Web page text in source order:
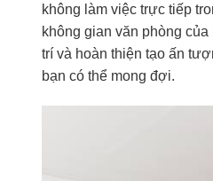
không làm việc trực tiếp
không gian văn phòng
trí và hoàn thiện tạo ấn
bạn có thể mong đợi.